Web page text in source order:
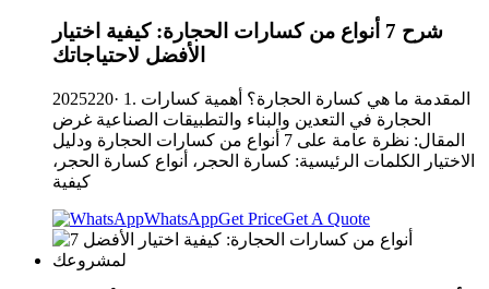
شرح 7 أنواع من كسارات الحجارة: كيفية اختيار
الأفضل لاحتياجاتك
2025220· 1. المقدمة ما هي كسارة الحجارة؟ أهمية كسارات
الحجارة في التعدين والبناء والتطبيقات الصناعية غرض
المقال: نظرة عامة على 7 أنواع من كسارات الحجارة ودليل
الاختيار الكلمات الرئيسية: كسارة الحجر، أنواع كسارة الحجر،
كيفية
WhatsAppGet PriceGet A Quote